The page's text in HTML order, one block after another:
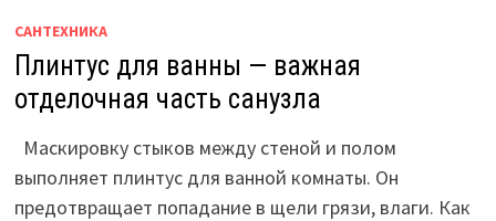
САНТЕХНИКА
Плинтус для ванны — важная
отделочная часть санузла
Маскировку стыков между стеной и полом
выполняет плинтус для ванной комнаты. Он
предотвращает попадание в щели грязи, влаги. Как